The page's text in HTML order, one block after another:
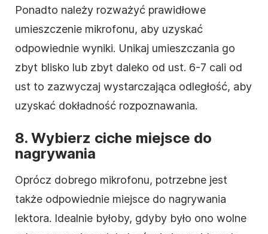
Ponadto należy rozważyć prawidłowe
umieszczenie mikrofonu, aby uzyskać
odpowiednie wyniki. Unikaj umieszczania go
zbyt blisko lub zbyt daleko od ust. 6-7 cali od
ust to zazwyczaj wystarczająca odległość, aby
uzyskać dokładność rozpoznawania.
8. Wybierz ciche miejsce do
nagrywania
Oprócz dobrego mikrofonu, potrzebne jest
także odpowiednie miejsce do nagrywania
lektora. Idealnie byłoby, gdyby było ono wolne